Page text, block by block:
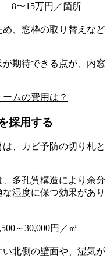
8〜15万円／箇所
、窓枠の取り替えなど
期待できる点が、内窓
ムの費用は？
採用する
、カビ予防の切り札と
多孔質構造により余分
湿度に保つ効果があり
～30,000円／㎡
北側の壁面や、湿気が